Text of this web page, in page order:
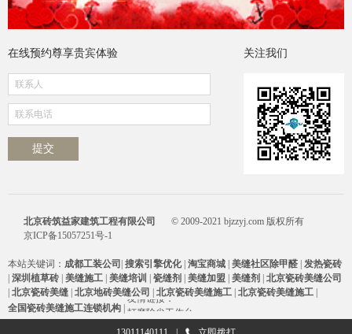
在线预约尊享贵宾体验 关注我们
北京砖筑益家建筑工程有限公司
© 2009-2021 bjzzyj.com 版权所有
京ICP备15057251号-1
本站关键词： 成都工装公司 搜索引擎优化| 淘宝商城 美缝社区除甲醛 发热瓷砖
深圳植草砖 美缝施工 美缝培训 瓷缝剂 美缝加盟 美缝剂
北京瓷砖美缝公司
北京瓷砖美缝 北京地砖美缝公司 北京瓷砖美缝施工 北京瓷砖美缝施工
全国瓷砖美缝施工连锁机构
友情链接：
打磨除尘工作台
打磨除尘工作台